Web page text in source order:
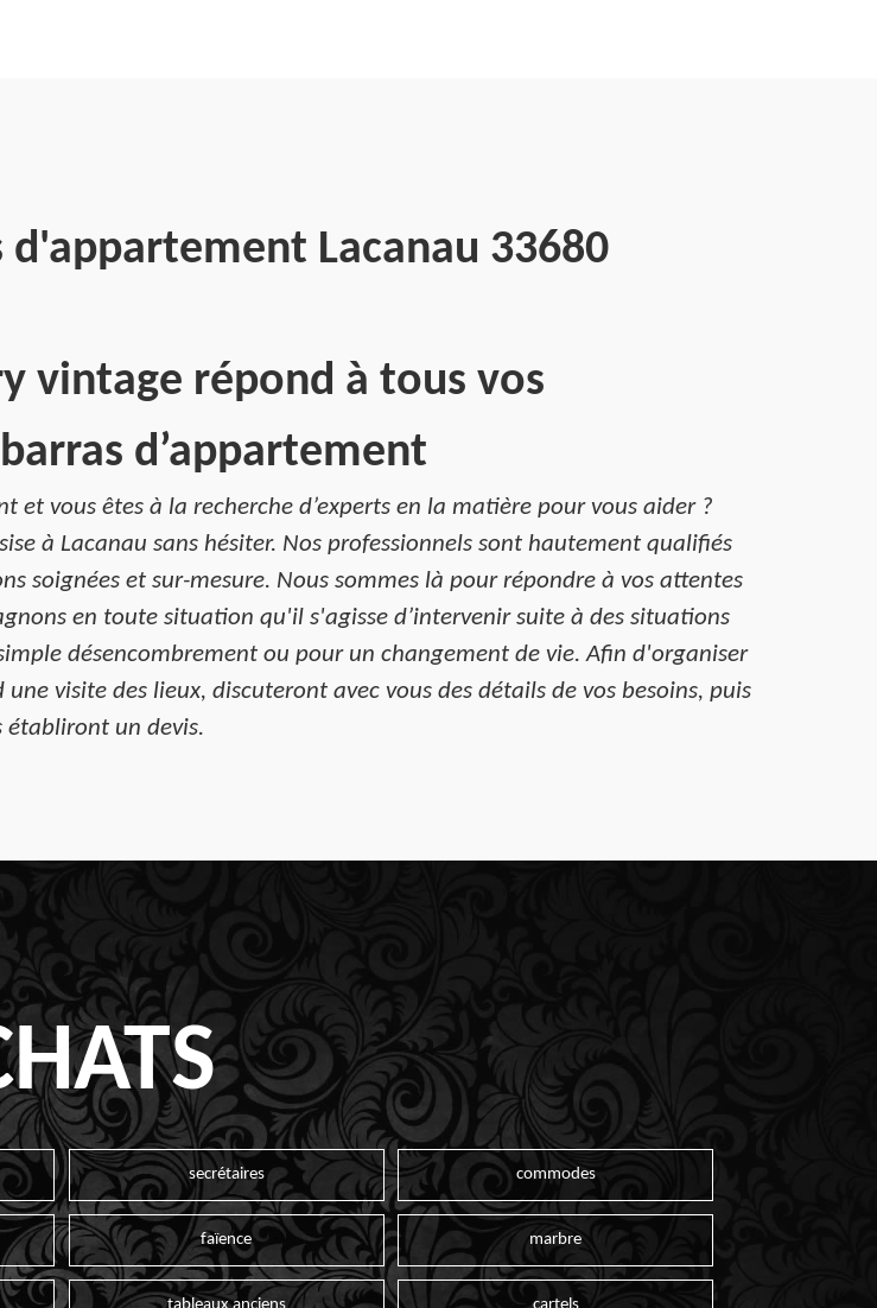
Lacanau 33680
vintage répond à tous vos
d’appartement
et vous êtes à la recherche d’experts en la matière pour vous aider ?
à Lacanau sans hésiter. Nos professionnels sont hautement qualifiés
soignées et sur-mesure. Nous sommes là pour répondre à vos attentes
en toute situation qu'il s'agisse d’intervenir suite à des situations
désencombrement ou pour un changement de vie. Afin d'organiser
visite des lieux, discuteront avec vous des détails de vos besoins, puis
établiront un devis.
secrétaires commodes
faïence marbre